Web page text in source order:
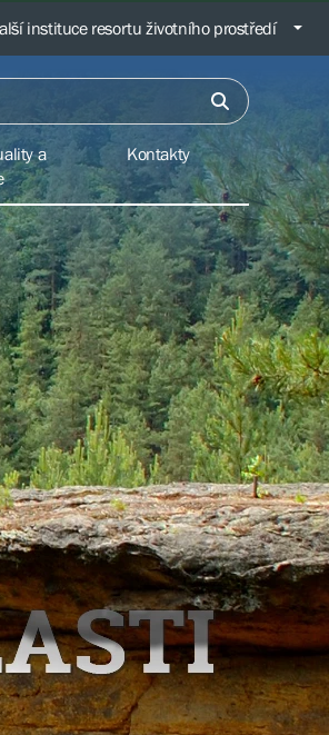
instituce resortu životního prostředí
a
Kontakty